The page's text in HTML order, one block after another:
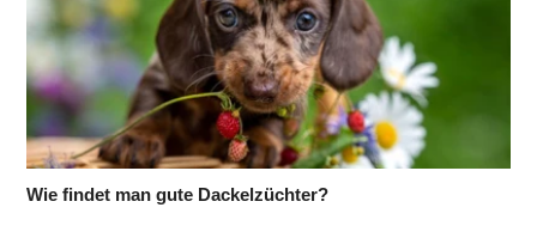
Wie findet man gute Dackelzüchter?